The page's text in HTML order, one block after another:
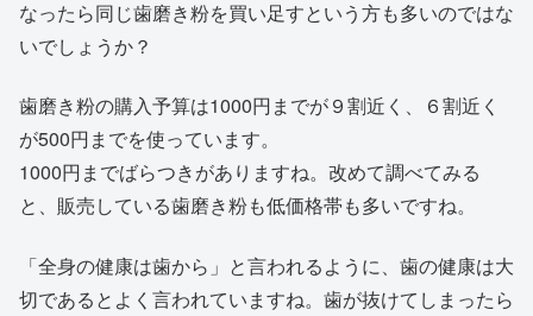
なったら同じ歯磨き粉を買い足すという方も多いのではな
いでしょうか？
歯磨き粉の購入予算は1000円までが９割近く、６割近く
が500円までを使っています。
1000円までばらつきがありますね。改めて調べてみる
と、販売している歯磨き粉も低価格帯も多いですね。
「全身の健康は歯から」と言われるように、歯の健康は大
切であるとよく言われていますね。歯が抜けてしまったら